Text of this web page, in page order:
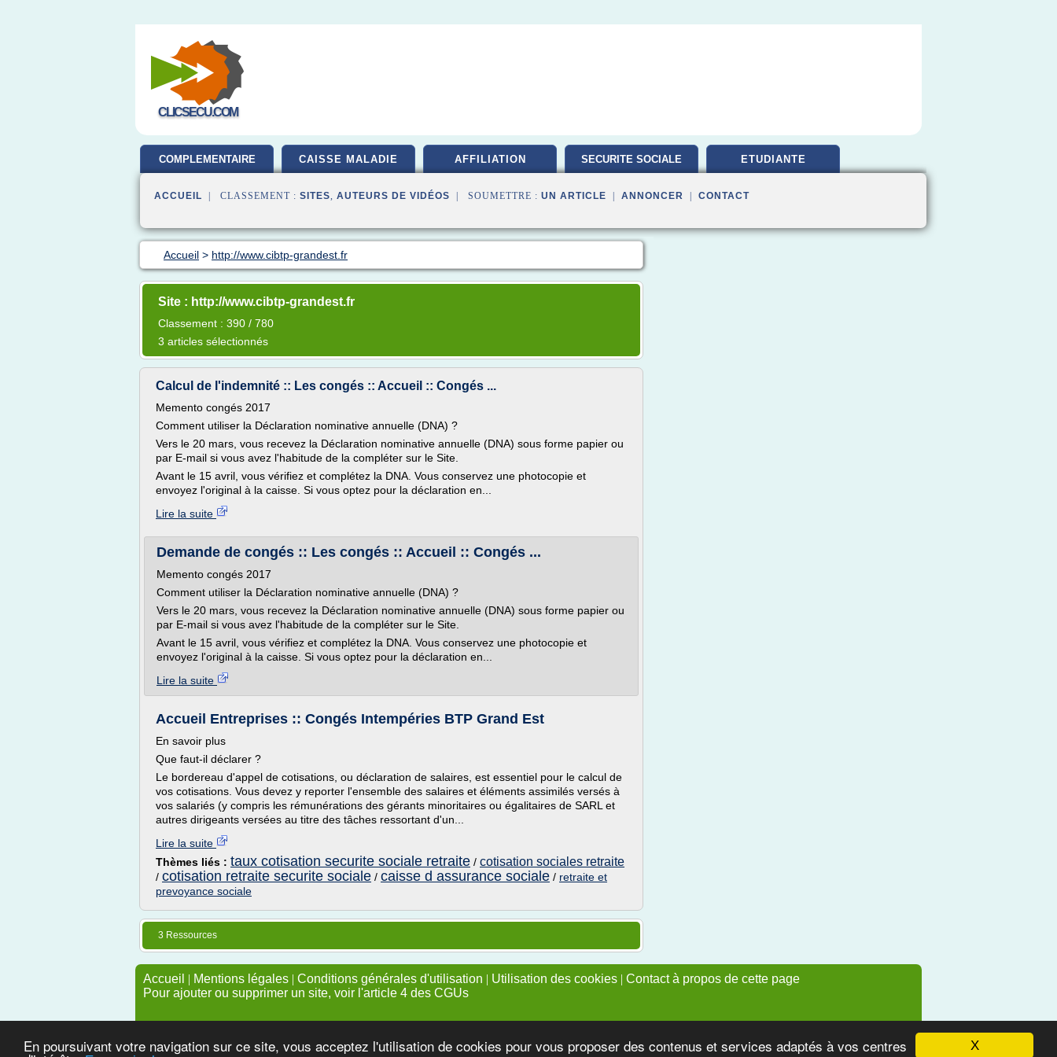
X
En poursuivant votre navigation sur ce site, vous acceptez l'utilisation de cookies pour vous proposer des contenus et services adaptés à vos centres
CLICSECU.COM
COMPLEMENTAIRE CAISSE MALADIE AFFILIATION SECURITE SOCIALE ETUDIANTE
ACCUEIL | CLASSEMENT : SITES, AUTEURS DE VIDÉOS | SOUMETTRE : UN ARTICLE ANNONCER CONTACT
Accueil > http://www.cibtp-grandest.fr
Site : http://www.cibtp-grandest.fr
Classement : 390 / 780
3 articles sélectionnés
Calcul de l'indemnité :: Les congés :: Accueil :: Congés ...
Memento congés 2017
Comment utiliser la Déclaration nominative annuelle (DNA) ?
Vers le 20 mars, vous recevez la Déclaration nominative annuelle (DNA) sous forme papier ou
par E-mail si vous avez l'habitude de la compléter sur le Site.
Avant le 15 avril, vous vérifiez et complétez la DNA. Vous conservez une photocopie et
envoyez l'original à la caisse. Si vous optez pour la déclaration en...
Lire la suite
Demande de congés :: Les congés :: Accueil :: Congés ...
Memento congés 2017
Comment utiliser la Déclaration nominative annuelle (DNA) ?
Vers le 20 mars, vous recevez la Déclaration nominative annuelle (DNA) sous forme papier ou
par E-mail si vous avez l'habitude de la compléter sur le Site.
Avant le 15 avril, vous vérifiez et complétez la DNA. Vous conservez une photocopie et
envoyez l'original à la caisse. Si vous optez pour la déclaration en...
Lire la suite
Accueil Entreprises :: Congés Intempéries BTP Grand Est
En savoir plus
Que faut-il déclarer ?
Le bordereau d'appel de cotisations, ou déclaration de salaires, est essentiel pour le calcul de
vos cotisations. Vous devez y reporter l'ensemble des salaires et éléments assimilés versés à
vos salariés (y compris les rémunérations des gérants minoritaires ou égalitaires de SARL et
autres dirigeants versées au titre des tâches ressortant d'un...
Lire la suite
Thèmes liés : taux cotisation securite sociale retraite / cotisation sociales retraite
/ cotisation retraite securite sociale / caisse d assurance sociale / retraite et
prevoyance sociale
3 Ressources
Accueil | Mentions légales | Conditions générales d'utilisation | Utilisation des cookies | Contact à propos de cette page
Pour ajouter ou supprimer un site, voir l'article 4 des CGUs